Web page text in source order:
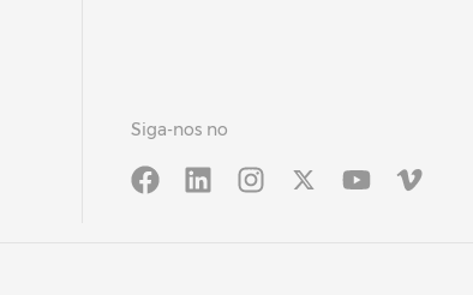
Siga-nos no